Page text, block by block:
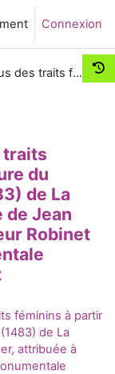
Connexion
La Justice (Justitia) sous des traits féminins à partir d’une miniature du manuscrit Français 4367 (1483) de La pratique judiciaire d’Auvergne de Jean Masuer, attribuée à l’enlumineur Robinet Testard et la fresque monumentale Jurisprudenz de Gustav Klimt
traits
du
de La
de Jean
Robinet
féminins à partir
de La
attribuée à